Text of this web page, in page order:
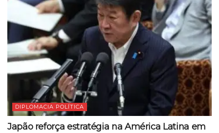
DIPLOMACIA POLÍTICA
Japão reforça estratégia na América Latina em